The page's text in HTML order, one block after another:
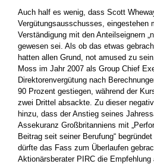
Auch half es wenig, dass Scott
Vergütungsausschusses, eingestehen
Verständigung mit den Anteilseignern
gewesen sei. Als ob das etwas
hatten allen Grund, not amused zu
Moss im Jahr 2007 als Group Chief
Direktorenvergütung nach
90 Prozent gestiegen, während der
zwei Drittel absackte. Zu dieser
hinzu, dass der Anstieg seines
Assekuranz Großbritanniens mit
Beitrag seit seiner Berufung“
dürfte das Fass zum Überlaufen
Aktionärsberater PIRC die Empfehlung